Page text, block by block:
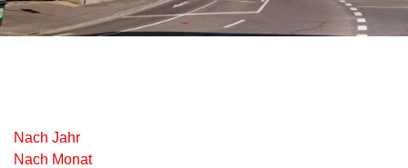
Nach Jahr
Nach Monat